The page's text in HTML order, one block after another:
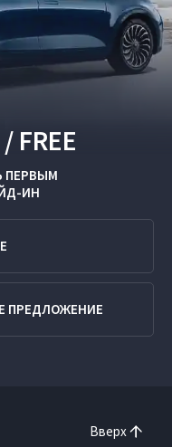
FREE
ПЕРВЫМ
ИН
ПРЕДЛОЖЕНИЕ
Вверх